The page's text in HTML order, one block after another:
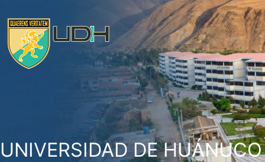
UNIVERSIDAD DE HUÁNUCO